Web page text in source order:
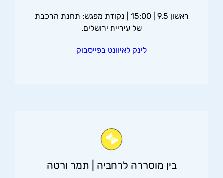
ראשון 9.5 | 15:00 | נקודת מפגש: תחנת הרכבת
של עיריית ירושלים.
לינק לאיוונט בפייסבוק
בין מוסררה לרחביה | תמר ורטה